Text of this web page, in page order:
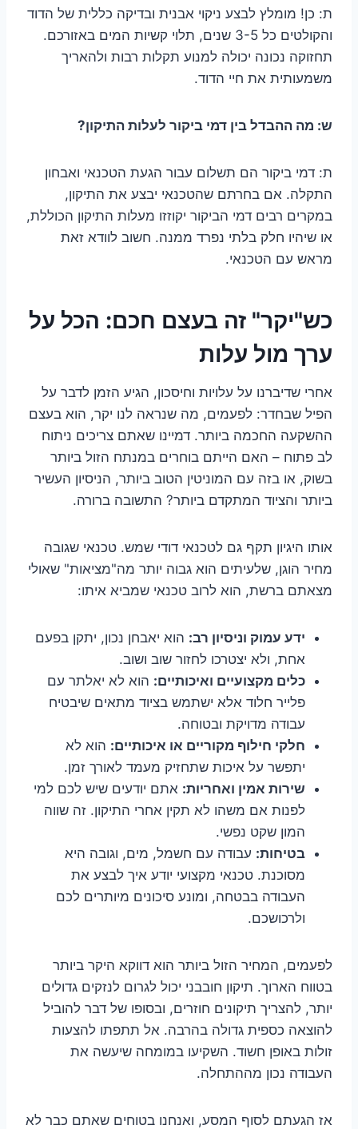
ת: כן! מומלץ לבצע ניקוי אבנית ובדיקה כללית של הדוד
והקולטים כל 3-5 שנים, תלוי קשיות המים באזורכם.
תחזוקה נכונה יכולה למנוע תקלות רבות ולהאריך
משמעותית את חיי הדוד.
ש: מה ההבדל בין דמי ביקור לעלות התיקון?
ת: דמי ביקור הם תשלום עבור הגעת הטכנאי ואבחון
התקלה. אם בחרתם שהטכנאי יבצע את התיקון,
במקרים רבים דמי הביקור יקוזזו מעלות התיקון הכוללת,
או שיהיו חלק בלתי נפרד ממנה. חשוב לוודא זאת
מראש עם הטכנאי.
כש"יקר" זה בעצם חכם: הכל על
ערך מול עלות
אחרי שדיברנו על עלויות וחיסכון, הגיע הזמן לדבר על
הפיל שבחדר: לפעמים, מה שנראה לנו יקר, הוא בעצם
ההשקעה החכמה ביותר. דמיינו שאתם צריכים ניתוח
לב פתוח – האם הייתם בוחרים במנתח הזול ביותר
בשוק, או בזה עם המוניטין הטוב ביותר, הניסיון העשיר
ביותר והציוד המתקדם ביותר? התשובה ברורה.
אותו היגיון תקף גם לטכנאי דודי שמש. טכנאי שגובה
מחיר הוגן, שלעיתים הוא גבוה יותר מה"מציאות" שאולי
מצאתם ברשת, הוא לרוב טכנאי שמביא איתו:
ידע עמוק וניסיון רב: הוא יאבחן נכון, יתקן בפעם
אחת, ולא יצטרכו לחזור שוב ושוב.
כלים מקצועיים ואיכותיים: הוא לא יאלתר עם
פלייר חלוד אלא ישתמש בציוד מתאים שיבטיח
עבודה מדויקת ובטוחה.
חלקי חילוף מקוריים או איכותיים: הוא לא
יתפשר על איכות שתחזיק מעמד לאורך זמן.
שירות אמין ואחריות: אתם יודעים שיש לכם למי
לפנות אם משהו לא תקין אחרי התיקון. זה שווה
המון שקט נפשי.
בטיחות: עבודה עם חשמל, מים, וגובה היא
מסוכנת. טכנאי מקצועי יודע איך לבצע את
העבודה בבטחה, ומונע סיכונים מיותרים לכם
ולרכושכם.
לפעמים, המחיר הזול ביותר הוא דווקא היקר ביותר
בטווח הארוך. תיקון חובבני יכול לגרום לנזקים גדולים
יותר, להצריך תיקונים חוזרים, ובסופו של דבר להוביל
להוצאה כספית גדולה בהרבה. אל תתפתו להצעות
זולות באופן חשוד. השקיעו במומחה שיעשה את
העבודה נכון מההתחלה.
אז הגעתם לסוף המסע, ואנחנו בטוחים שאתם כבר לא